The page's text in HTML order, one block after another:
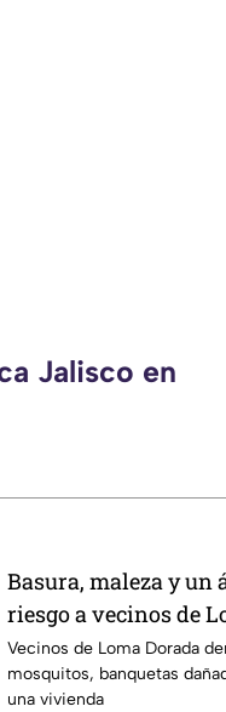
Jalisco en
Basura, maleza y un
riesgo a vecinos de
Vecinos de Loma Dorada
mosquitos, banquetas
una vivienda